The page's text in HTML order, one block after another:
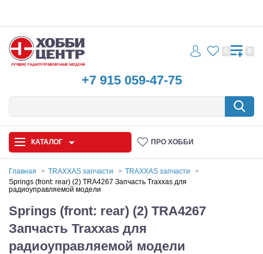
+7 915 059-47-75
0 0
КАТАЛОГ ПРО ХОББИ
Автомодели
Запчасти и аксессуары
Игрушки
Главная TRAXXAS запчасти
TRAXXAS запчасти
Springs (front: rear) (2) TRA4267 Запчасть Traxxas для
радиоуправляемой модели
Springs (front: rear) (2) TRA4267
Запчасть Traxxas для
радиоуправляемой модели